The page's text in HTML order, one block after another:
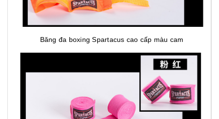
Băng đa boxing Spartacus cao cấp màu cam